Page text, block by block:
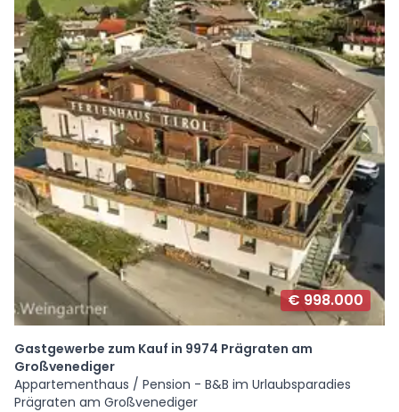
€ 998.000
Gastgewerbe zum Kauf in 9974 Prägraten am
Großvenediger
Appartementhaus / Pension - B&B im Urlaubsparadies
Prägraten am Großvenediger